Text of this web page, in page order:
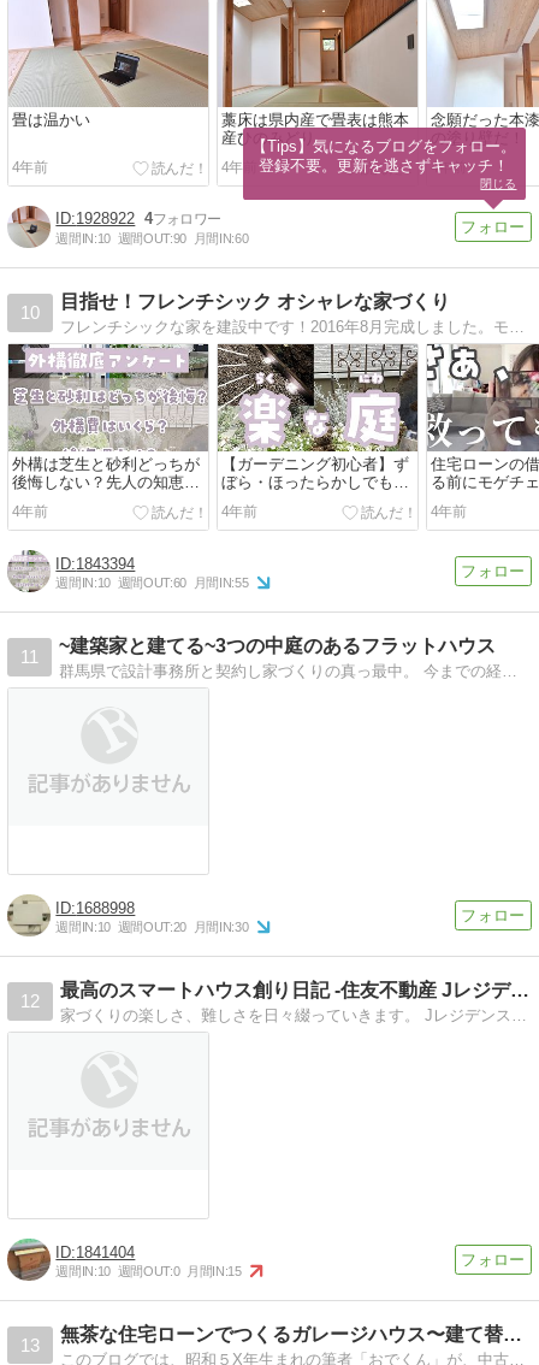
畳は温かい
4年前
藁床は県内産で畳表は熊本
産ひのみどり
4年前
念願だった本
の塗り壁だ！
4年前
1928922 4
週間IN:10 週間OUT:90 月間IN:60
10
目指せ！フレンチシック オシャレな家づくり
フレンチシックな家を建設中です！2016年8月完成しました。モノトーンなインテリアが大好きです！また、子育ての事を考えた間取りにしました。大満足のおうちです。
外構は芝生と砂利どっちが
後悔しない？先人の知恵を
アンケートで集めて公開！
4年前
【ガーデニング初心者】ず
ぼら・ほったらかしでも
OK！おしゃれな庭にした
い
4年前
住宅ローンの
る前にモゲチ
してビックリ
談】
4年前
1843394
週間IN:10 週間OUT:60 月間IN:55
11
~建築家と建てる~3つの中庭のあるフラットハウス
群馬県で設計事務所と契約し家づくりの真っ最中。 今までの経緯と完成までを綴っていきます。
1688998
週間IN:10 週間OUT:20 月間IN:30
12
最高のスマートハウス創り日記 -住友不動産 Jレジデンス
家づくりの楽しさ、難しさを日々綴っていきます。 Jレジデンス仕様で間もなく建築開始です!!
1841404
週間IN:10 週間OUT:0 月間IN:15
13
無茶な住宅ローンでつくるガレージハウス〜建て替えログ〜
このブログでは、昭和５X年生まれの筆者「おでくん」が、中古住宅を購入した経緯から、数年後、それを取り壊して新築を建てるところまでの流れや経緯を、時に思い出し、時にリアルタイムにお届けしてまいります。
【Tips】気になるブログをフォロー。
登録不要。更新を逃さずキャッチ！
閉じる